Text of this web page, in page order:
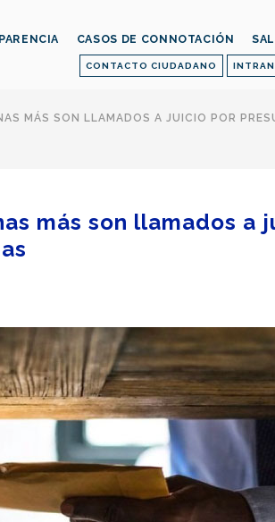
CONTACTO CIUDADANO
CASOS DE CONNOTACIÓN
MÁS SON LLAMADOS A JUICIO POR
más son llamados a